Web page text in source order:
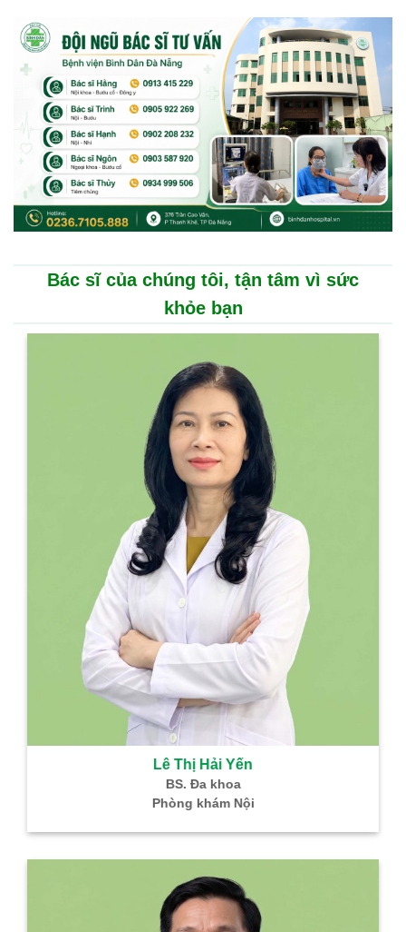
Bác sĩ của chúng tôi, tận tâm vì sức
khỏe bạn
Lê Thị Hải Yến
BS. Đa khoa
Phòng khám Nội